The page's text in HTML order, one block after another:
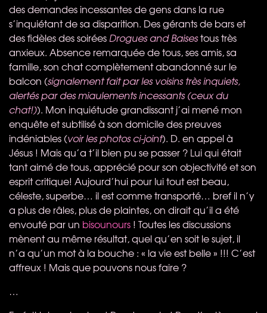
des demandes incessantes de gens dans la rue
s’inquiétant de sa disparition. Des gérants de bars et
des fidèles des soirées Drogues and Baisestous très
anxieux. Absence remarquée de tous, ses amis, sa
famille, son chat complètement abandonné sur le
balcon (signalement fait par les voisins très inquiets,
alertés par des miaulements incessants (ceux du
chat!)). Mon inquiétude grandissant j’ai mené mon
enquête et subtilisé à son domicile des preuves
indéniables (voir les photos ci-joint). D. en appel à
Jésus ! Mais qu’a t’il bien pu se passer ? Lui qui était
tant aimé de tous, apprécié pour son objectivité et son
esprit critique! Aujourd’hui pour lui tout est beau,
céleste, superbe… il est comme transporté… bref il n’y
a plus de râles, plus de plaintes, on dirait qu’il a été
envouté par un bisounours ! Toutes les discussions
mènent au même résultat, quel qu’en soit le sujet, il
n’a qu’un mot à la bouche : « la vie est belle » !!! C’est
affreux ! Mais que pouvons nous faire ?
…